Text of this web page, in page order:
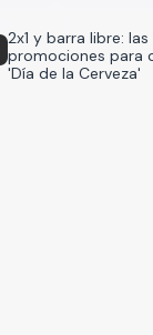
2x1 y barra libre:
promociones para
'Día de la Cerveza'